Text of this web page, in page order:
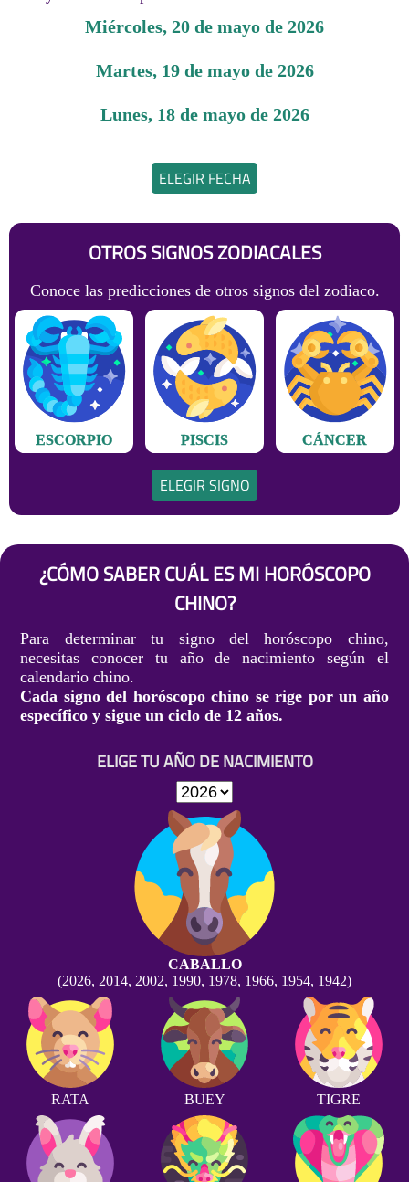
miércoles, 20 de mayo de 2026
martes, 19 de mayo de 2026
lunes, 18 de mayo de 2026
ELEGIR FECHA
OTROS SIGNOS ZODIACALES
Conoce las predicciones de otros signos del zodiaco.
ESCORPIO PISCIS CÁNCER
ELEGIR SIGNO
¿CÓMO SABER CUÁL ES MI HORÓSCOPO
CHINO?
Para determinar tu signo del horóscopo chino,
necesitas conocer tu año de nacimiento según el
calendario chino.
Cada signo del horóscopo chino se rige por un año
específico y sigue un ciclo de 12 años.
ELIGE TU AÑO DE NACIMIENTO
CABALLO
(2026, 2014, 2002, 1990, 1978, 1966, 1954, 1942)
RATA BUEY TIGRE